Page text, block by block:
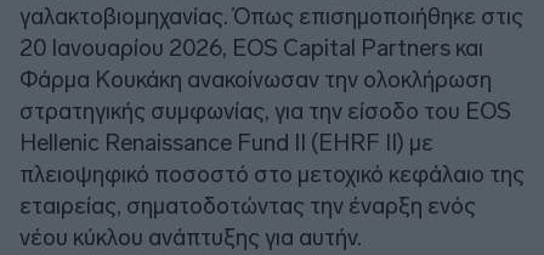
γαλακτοβιομηχανίας. Όπως επισημοποιήθηκε στις
20 Ιανουαρίου 2026, EOS Capital Partners και
Φάρμα Κουκάκη ανακοίνωσαν την ολοκλήρωση
στρατηγικής συμφωνίας, για την είσοδο του EOS
Hellenic Renaissance Fund II (EHRF II) με
πλειοψηφικό ποσοστό στο μετοχικό κεφάλαιο της
εταιρείας, σηματοδοτώντας την έναρξη ενός
νέου κύκλου ανάπτυξης για αυτήν.